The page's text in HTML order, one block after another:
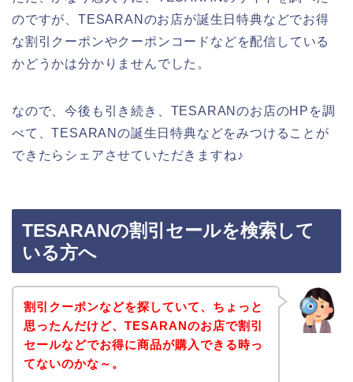
のですが、TESARANのお店が誕生日特典などでお得
な割引クーポンやクーポンコードなどを配信している
かどうかは分かりませんでした。
なので、今後も引き続き、TESARANのお店のHPを調
べて、TESARANの誕生日特典などをみつけることが
できたらシェアさせていただきますね♪
TESARANの割引セールを検索して
いる方へ
割引クーポンなどを探していて、ちょっと
思ったんだけど、TESARANのお店で割引
セールなどでお得に商品が購入できる時っ
てないのかな～。